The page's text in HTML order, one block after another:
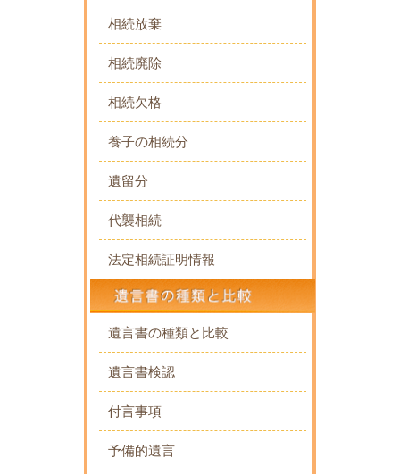
相続放棄
相続廃除
相続欠格
養子の相続分
遺留分
代襲相続
法定相続証明情報
遺言書の種類と比較
遺言書検認
付言事項
予備的遺言